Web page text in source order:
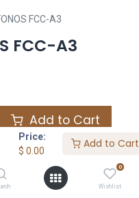
Price:
$ 0.00
Add to Cart
0
Wishlist
FCC-A3
FCC-A3
Add to Cart
de deseos